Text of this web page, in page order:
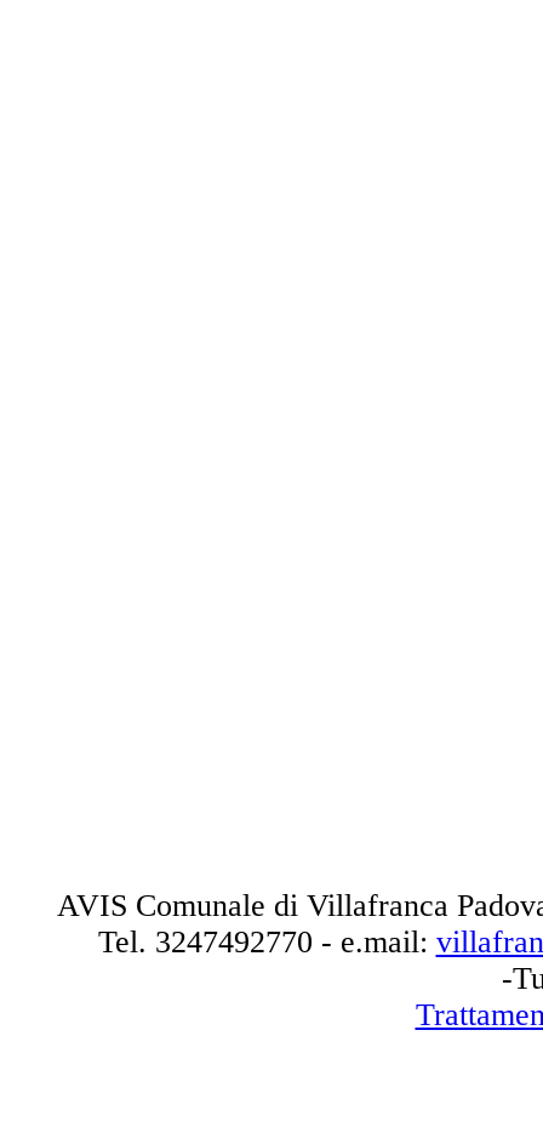
AVIS Comunale di Villafranca
Tel. 3247492770 - e.mail:
-